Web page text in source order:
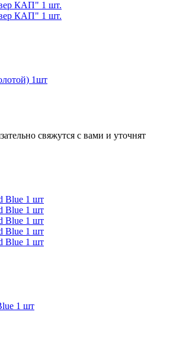
1шт
свяжутся с вами и уточнят
1 шт